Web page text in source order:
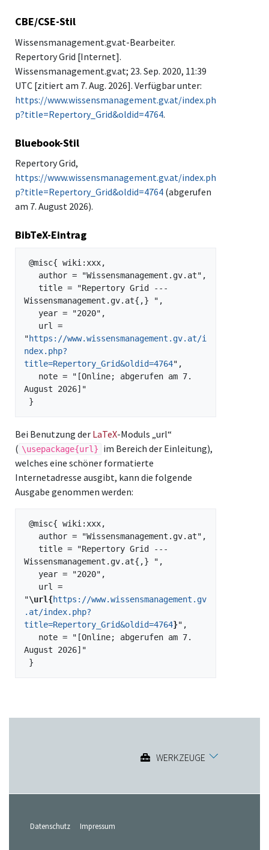
CBE/CSE-Stil
Wissensmanagement.gv.at-Bearbeiter.
Repertory Grid [Internet].
Wissensmanagement.gv.at; 23. Sep. 2020, 11:39
UTC [zitiert am 7. Aug. 2026]. Verfügbar unter:
https://www.wissensmanagement.gv.at/index.ph
p?title=Repertory_Grid&oldid=4764.
Bluebook-Stil
Repertory Grid,
https://www.wissensmanagement.gv.at/index.ph
p?title=Repertory_Grid&oldid=4764 (abgerufen
am 7. August 2026).
BibTeX-Eintrag
Wissensmanagement.gv.at{,} ",
"https://www.wissensmanagement.gv.at/i
ndex.php?
title=Repertory_Grid&oldid=4764",
August 2026]"
Bei Benutzung der LaTeX-Moduls „url“
( \usepackage{url}
im Bereich der Einleitung),
welches eine schöner formatierte
Internetadresse ausgibt, kann die folgende
Ausgabe genommen werden:
Wissensmanagement.gv.at{,} ",
"\url{https://www.wissensmanagement.gv
.at/index.php?
title=Repertory_Grid&oldid=4764}",
August 2026]"
WERKZEUGE
Datenschutz Impressum